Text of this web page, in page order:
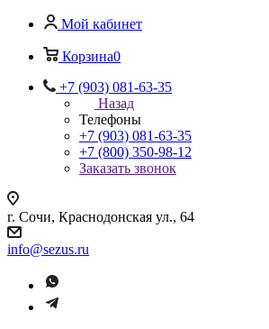
Мой кабинет
Корзина0
+7 (903) 081-63-35
Назад
Телефоны
+7 (903) 081-63-35
+7 (800) 350-98-12
Заказать звонок
г. Сочи, Краснодонская ул., 64
info@sezus.ru